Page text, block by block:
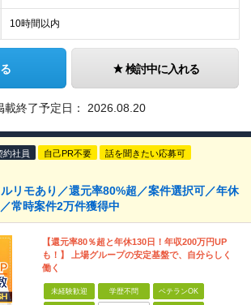
10時間以内
検討中に入れる
載終了予定日： 2026.08.20
約社員 自己PR不要 話を聞きたい応募可
リモあり／還元率80%超／案件選択可／年休
常時案件2万件獲得中
【還元率80％超と年休130日！年収200万円UP
も！】 上場グループの安定基盤で、自分らしく
働く
未経験歓迎 学歴不問 ベテランOK